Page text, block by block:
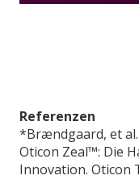
Referenzen
*Brændgaard, et
Oticon Zeal™: Die
Innovation. Oticon